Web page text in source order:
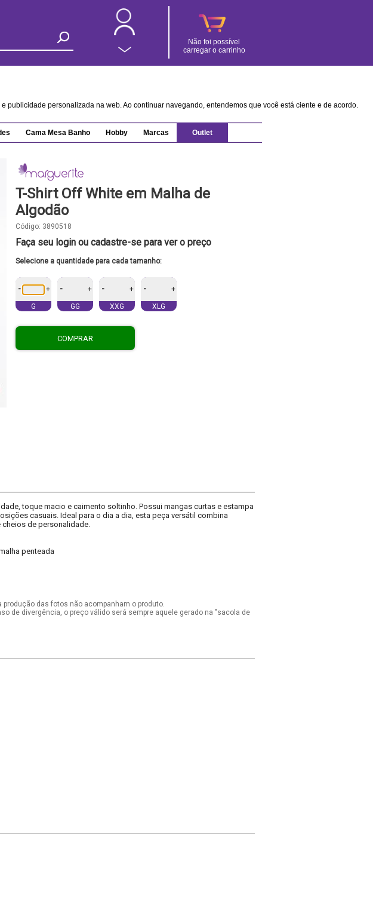
Não foi possível
carregar o carrinho
personalizada na web. Ao continuar navegando, entendemos que você está ciente e de acordo.
Cama Mesa Banho Hobby Marcas Outlet
T-Shirt Off White em Malha de
Algodão
Código: 3890518
Faça seu login ou cadastre-se para ver o preço
Selecione a quantidade para cada tamanho:
- +
G
- +
GG
- +
XXG
- +
XLG
COMPRAR
toque macio e caimento soltinho. Possui mangas curtas e estampa
casuais. Ideal para o dia a dia, esta peça versátil combina
de personalidade.
penteada
das fotos não acompanham o produto.
de divergência, o preço válido será sempre aquele gerado na "sacola de